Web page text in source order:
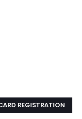
REGISTRATION